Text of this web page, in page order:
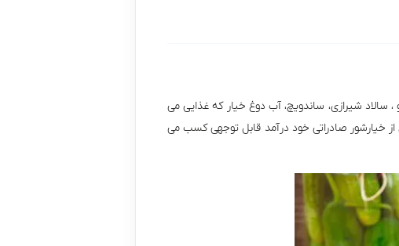
شیرازی، ساندویچ، آب دوغ خیار که غذایی می
از خیارشور صادراتی خود درآمد قابل توجهی کسب می